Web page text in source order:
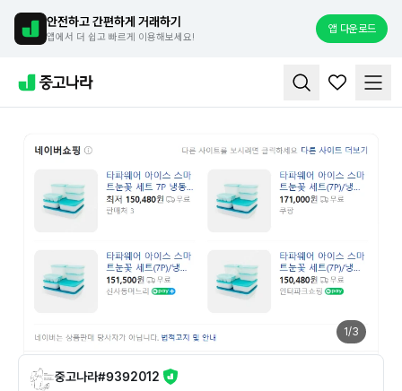
안전하고 간편하게 거래하기
앱에서 더 쉽고 빠르게 이용해보세요!
앱 다운로드
1/3
중고나라#9392012